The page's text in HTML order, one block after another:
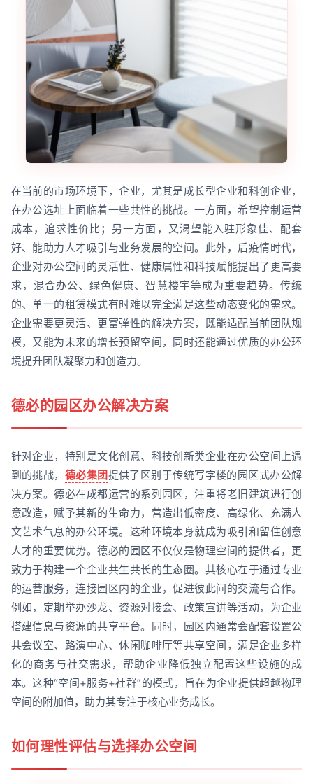
在当前的市场环境下，企业，尤其是成长型企业和科创企业，
在办公选址上面临着一些共性的挑战。一方面，希望控制运营
成本，追求性价比；另一方面，又渴望能入驻形象佳、配套
好、能助力人才吸引与业务发展的空间。此外，后疫情时代，
企业对办公空间的灵活性、健康属性和科技赋能提出了更高要
求，混合办公、绿色健康、智慧楼宇等成为重要趋势。传统
的、单一的租赁模式有时难以完全满足这些动态变化的需求。
企业需要更灵活、更富弹性的解决方案，既能适配当前团队规
模，又能为未来的增长预留空间，同时还能通过优质的办公环
境提升团队凝聚力和创造力。
德必的园区办公解决方案
针对企业，特别是文化创意、科技创新类企业在办公空间上遇
到的挑战， 德必集团提供了区别于传统写字楼的园区式办公解
决方案。德必在成都运营的系列园区，注重将老旧建筑进行创
意改造，赋予其新的生命力，营造出低密度、高绿化、充满人
文艺术气息的办公环境。这种环境本身就成为吸引和留住创意
人才的重要优势。德必的园区不仅仅是物理空间的提供者，更
致力于构建一个企业共生共长的生态圈。其核心在于通过专业
的运营服务，连接园区内的企业，促进彼此间的交流与合作。
例如，定期举办沙龙、资源对接会、政策宣讲等活动，为企业
搭建信息与资源的共享平台。同时，园区内通常会配套设置公
共会议室、路演中心、休闲咖啡厅等共享空间，满足企业多样
化的商务与社交需求，帮助企业降低独立配置这些设施的成
本。这种“空间+服务+社群”的模式，旨在为企业提供超越物理
空间的附加值，助力其专注于核心业务成长。
如何理性评估与选择办公空间